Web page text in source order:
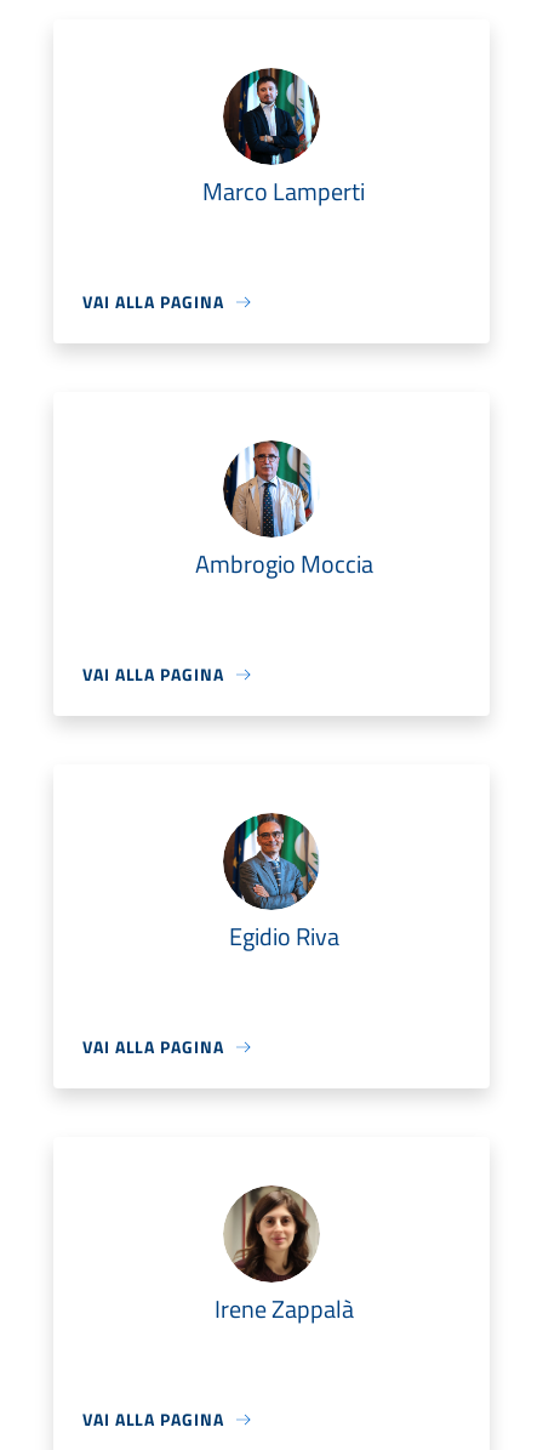
Marco Lamperti
VAI ALLA PAGINA
Ambrogio Moccia
VAI ALLA PAGINA
Egidio Riva
VAI ALLA PAGINA
Irene Zappalà
VAI ALLA PAGINA